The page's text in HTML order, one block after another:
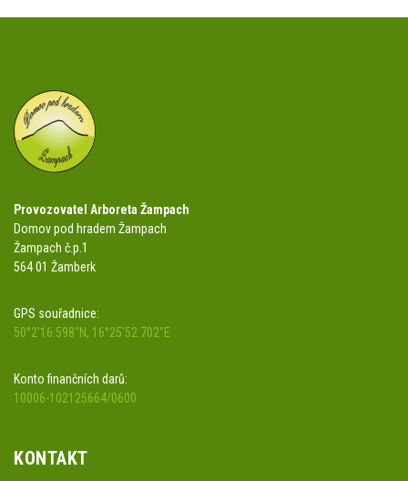
Provozovatel Arboreta Žampach
Domov pod hradem Žampach
Žampach č.p.1
564 01 Žamberk
GPS souřadnice:
50°2'16.598"N, 16°25'52.702"E
Konto finančních darů:
10006-102125664/0600
KONTAKT